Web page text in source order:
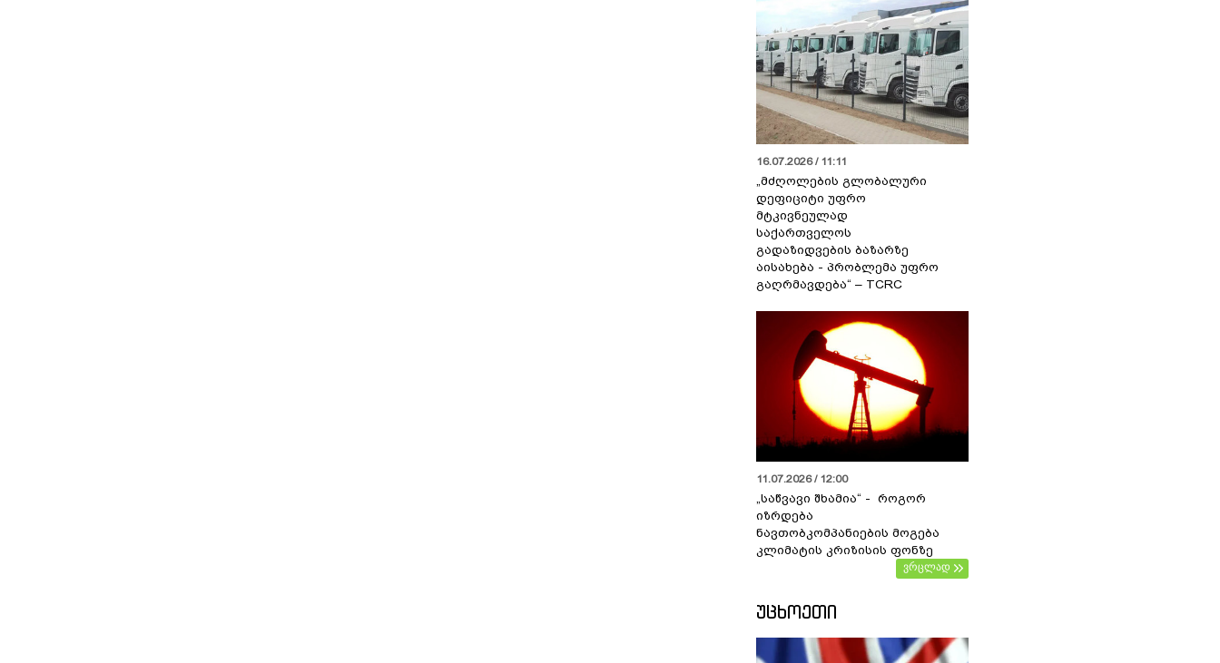
16.07.2026 / 11:11
„მძღოლების გლობალური
დეფიციტი უფრო
მტკივნეულად
საქართველოს
გადაზიდვების ბაზარზე
აისახება - პრობლემა უფრო
გაღრმავდება“ – TCRC
11.07.2026 / 12:00
„საწვავი შხამია“ - როგორ
იზრდება
ნავთობკომპანიების მოგება
კლიმატის კრიზისის ფონზე
ვრცლად
ᲣᲪᲮᲝᲔᲗᲘ